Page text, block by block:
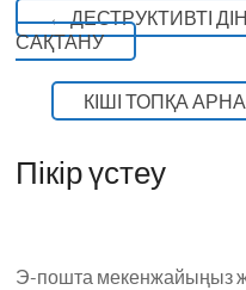
←ДЕСТРУКТИВТІ
САҚТАНУ
КІШІ ТОПҚА
Пікір үстеу
Э-пошта мекенжайыңыз